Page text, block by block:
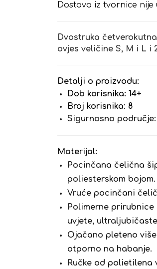
Dostava iz tvornice nije
Dvostruka
ovjes veličine S, M i L i
Detalji o proizvodu:
Dob korisnika: 14+
Broj korisnika: 8
Sigurnosno područje:
Materijal:
Pocinčana čelična
poliesterskom bojom.
Vruće pocinčani
Polimerne
uvjete,
Ojačano pleteno
otporno na habanje.
Ručke od polietilena